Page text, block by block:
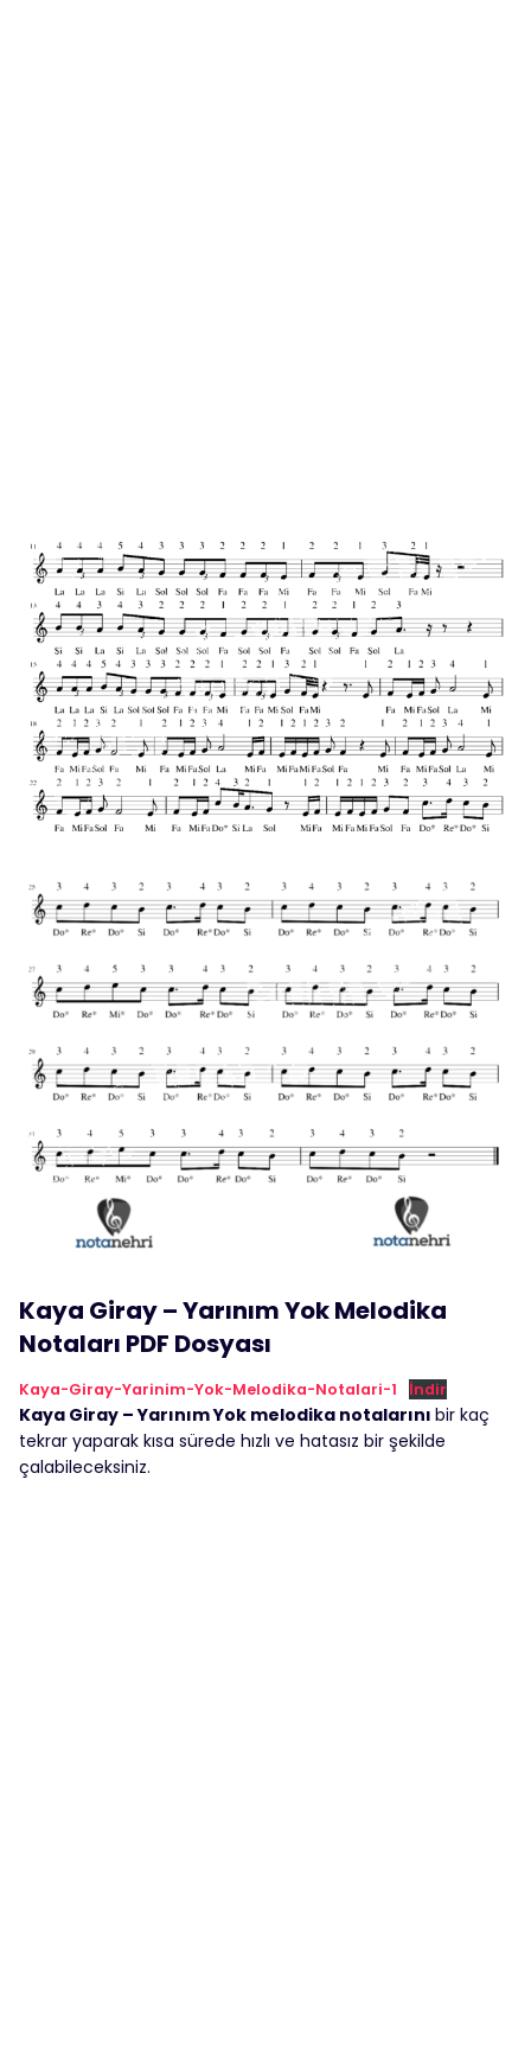
Kaya Giray – Yarınım Yok Melodika
Notaları PDF Dosyası
Kaya-Giray-Yarinim-Yok-Melodika-Notalari-1 İndir
Kaya Giray – Yarınım Yok melodika notalarını bir kaç
tekrar yaparak kısa sürede hızlı ve hatasız bir şekilde
çalabileceksiniz.